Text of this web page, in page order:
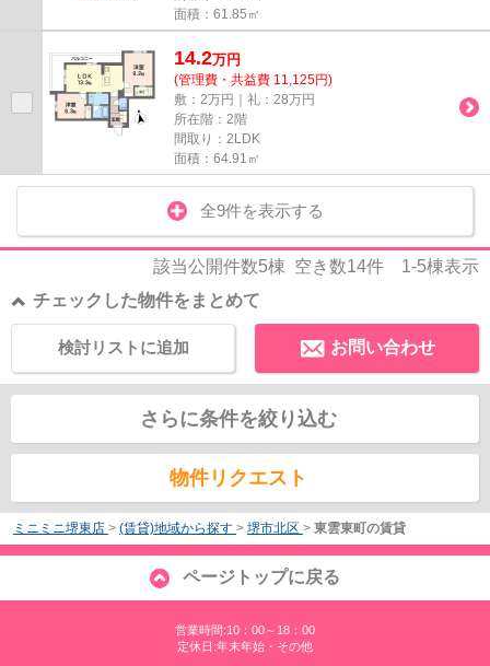
面積：61.85㎡
14.2万円
(管理費・共益費 11,125円)
敷：2万円｜礼：28万円
所在階：2階
間取り：2LDK
面積：64.91㎡
全9件を表示する
該当公開件数5棟 空き数14件 1-5棟表示
チェックした物件をまとめて
お問い合わせ
検討リストに追加
さらに条件を絞り込む
物件リクエスト
ミニミニ堺東店 > (賃貸)地域から探す > 堺市北区 > 東雲東町の賃貸
ページトップに戻る
営業時間:10：00～18：00
定休日:年末年始・その他